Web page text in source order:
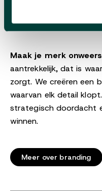
Maak je merk
aantrekkelijk, dat is
zorgt. We creëren een
waarvan elk detail
strategisch doordacht
winnen.
Meer over branding